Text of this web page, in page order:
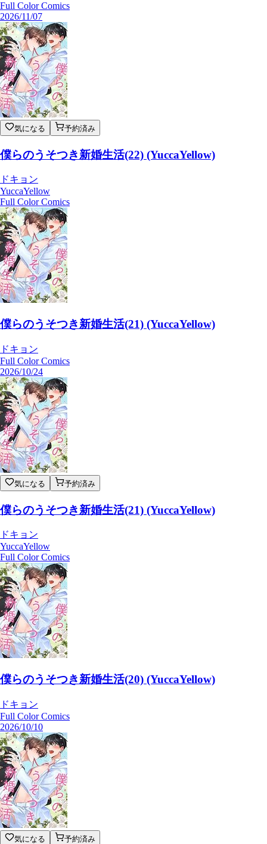
Full Color Comics
2026/11/07
気になる 予約済み
僕らのうそつき新婚生活(22) (YuccaYellow)
ドキョン
YuccaYellow
Full Color Comics
僕らのうそつき新婚生活(21) (YuccaYellow)
ドキョン
Full Color Comics
2026/10/24
気になる 予約済み
僕らのうそつき新婚生活(21) (YuccaYellow)
ドキョン
YuccaYellow
Full Color Comics
僕らのうそつき新婚生活(20) (YuccaYellow)
ドキョン
Full Color Comics
2026/10/10
気になる 予約済み